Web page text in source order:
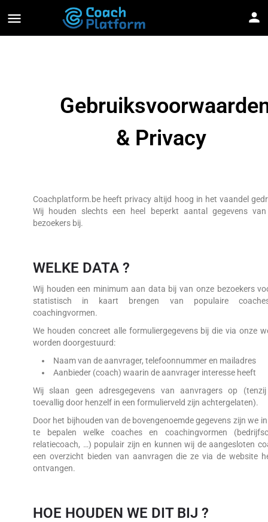
& Privacy
Coachplatform.be heeft privacy altijd hoog in het vaandel
Wij houden slechts een heel beperkt aantal gegevens
bezoekers bij.
WELKE DATA ?
Wij houden een minimum aan data bij van onze bezoekers
statistisch in kaart brengen van populaire
coachingvormen.
We houden concreet alle formuliergegevens bij die via onze
worden doorgestuurd:
Naam van de aanvrager, telefoonnummer en mailadres
Aanbieder (coach) waarin de aanvrager interesse heeft
Wij slaan geen adresgegevens van aanvragers op
toevallig door henzelf in een formulierveld zijn achtergelaten).
Door het bijhouden van de bovengenoemde gegevens zijn we
te bepalen welke coaches en coachingvormen
relatiecoach, …) populair zijn en kunnen wij de aangesloten
een overzicht bieden van aanvragen die ze via de website
ontvangen.
HOE HOUDEN WE DIT BIJ ?